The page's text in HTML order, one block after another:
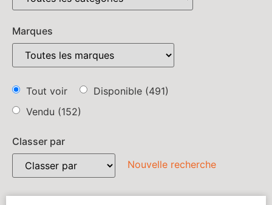
Marques
Tout voir Disponible (491)
Vendu (152)
Classer par
Nouvelle recherche